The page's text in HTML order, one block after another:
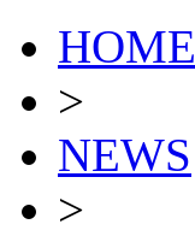
HOME
>
NEWS
>